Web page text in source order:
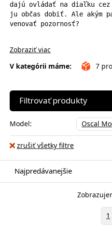
dajú ovládať na diaľku
ju občas dobiť. Ale akým
venovať pozornosť?
Zobraziť viac
V kategórii máme:
7
Filtrovať produkty
Model: Oscal
zrušiť všetky filtre
Najpredávanejšie
1